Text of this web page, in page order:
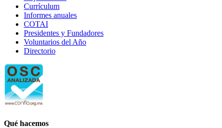
Currículum
Informes anuales
COTAI
Presidentes y Fundadores
Voluntarios del Año
Directorio
Qué hacemos